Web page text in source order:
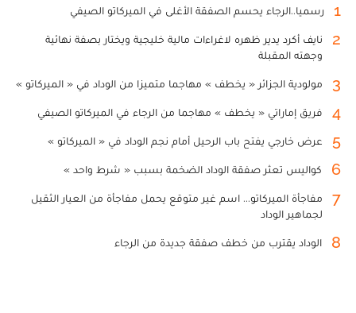
1 رسميا..الرجاء يحسم الصفقة الأغلى في الميركاتو الصيفي
2
نايف أكرد يدير ظهره لاغراءات مالية خليجية ويختار بصفة نهائية
وجهته المقبلة
3 مولودية الجزائر « يخطف » مهاجما متميزا من الوداد في « الميركاتو »
4 فريق إماراتي « يخطف » مهاجما من الرجاء في الميركاتو الصيفي
5 عرض خارجي يفتح باب الرحيل أمام نجم الوداد في « الميركاتو »
6 كواليس تعثر صفقة الوداد الضخمة بسبب « شرط واحد »
7
مفاجأة الميركاتو... اسم غير متوقع يحمل مفاجأة من العيار الثقيل
لجماهير الوداد
8 الوداد يقترب من خطف صفقة جديدة من الرجاء